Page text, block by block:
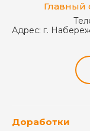
Адрес: г.
Доработки